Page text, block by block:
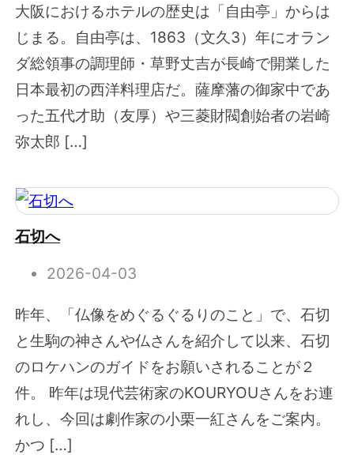
大阪におけるホテルの歴史は「自由亭」からは
じまる。自由亭は、1863（文久3）年にオラン
ダ総領事の調理師・草野丈吉が長崎で開業した
日本最初の西洋料理店だ。薩摩藩の御家中であ
った五代才助（友厚）や三菱財閥創始者の岩崎
弥太郎 […]
石切へ
2026-04-03
昨年、「仏像をめぐるぐるりのこと」で、石切
と生駒の神さんや仏さんを紹介して以来、石切
のロケハンのガイドをお願いされることが２
件。 昨年は現代芸術家のKOURYOUさんをお連
れし、今回は劇作家の小栗一紅さんをご案内。
かつ […]